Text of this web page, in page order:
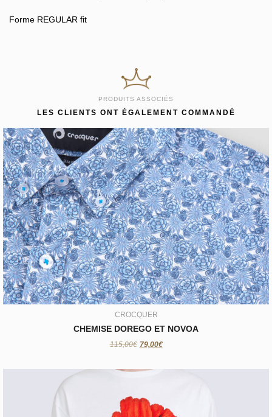
Forme REGULAR fit
PRODUITS ASSOCIÉS
LES CLIENTS ONT ÉGALEMENT COMMANDÉ
CROCQUER
CHEMISE DOREGO ET NOVOA
115,00€ 79,00€
CROCQUER
CHEMISE DOREGO ET NOVOA
79,00€